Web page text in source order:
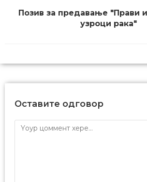
Творац је прве
за наставу
ендокринологију.
програмира и
еколошким и ИТ